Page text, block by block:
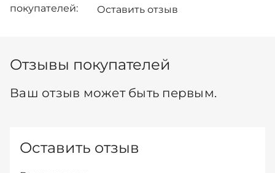
покупателей:
Оставить отзыв
Отзывы покупателей
Ваш отзыв может быть первым.
Оставить отзыв